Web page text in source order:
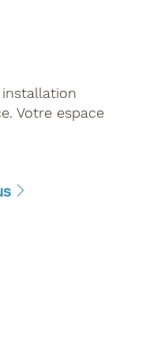
Votre espace